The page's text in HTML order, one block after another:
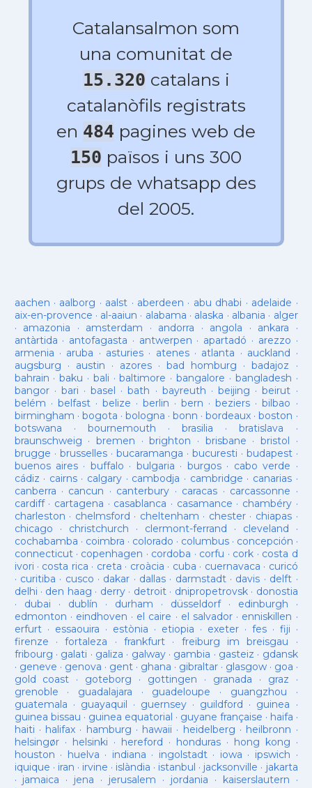
Catalansalmon som
una comunitat de
15.320 catalans i
catalanòfils registrats
en 484 pagines web de
150 països i uns 300
grups de whatsapp des
del 2005.
aachen · aalborg · aalst · aberdeen · abu dhabi · adelaide ·
aix-en-provence · al-aaiun · alabama · alaska · albania · alger
· amazonia · amsterdam · andorra · angola · ankara ·
antàrtida · antofagasta · antwerpen · apartadó · arezzo ·
armenia · aruba · asturies· atenes· atlanta · auckland ·
augsburg · austin · azores·bad homburg ·badajoz ·
bahrain ·baku · bali ·baltimore ·bangalore · bangladesh ·
bangor· bari ·basel ·bath · bayreuth ·beijing ·beirut ·
belém · belfast· belize · berlin ·bern ·beziers ·bilbao ·
birmingham · bogota · bologna ·bonn ·bordeaux ·boston ·
botswana · bournemouth ·brasilia ·bratislava ·
braunschweig · bremen ·brighton · brisbane · bristol ·
brugge · brusselles· bucaramanga · bucuresti · budapest·
buenos aires· buffalo · bulgaria · burgos· cabo verde ·
cádiz · cairns· calgary · cambodja · cambridge · canarias·
canberra · cancun · canterbury · caracas · carcassonne ·
cardiff· cartagena · casablanca · casamance · chambéry·
charleston · chelmsford · cheltenham · chester· chiapas ·
chicago · christchurch · clermont-ferrand · cleveland ·
cochabamba · coimbra · colorado · columbus· concepción ·
connecticut· copenhagen · cordoba · corfu · cork · costa d
ivori · costa rica · creta · croàcia · cuba · cuernavaca · curicó
· curitiba · cusco · dakar · dallas · darmstadt· davis · delft ·
delhi · den haag · derry· detroit· dnipropetrovsk· donostia
· dubai · dublín · durham · düsseldorf· edinburgh ·
edmonton · eindhoven · el caire · el salvador · enniskillen ·
erfurt· essaouira · estònia · etiopia · exeter· fes· fiji ·
firenze ·fortaleza · frankfurt· freiburg im breisgau ·
fribourg · galati · galiza · galway· gambia · gasteiz · gdansk
· geneve · genova · gent· ghana · gibraltar· glasgow· goa ·
gold coast · goteborg · gottingen · granada · graz ·
grenoble · guadalajara · guadeloupe · guangzhou ·
guatemala · guayaquil · guernsey· guildford · guinea ·
guinea bissau · guinea equatorial · guyane française · haifa ·
haiti · halifax · hamburg · hawaii · heidelberg · heilbronn ·
helsingør· helsinki · hereford · honduras· hong kong ·
houston · huelva · indiana · ingolstadt· iowa · ipswich ·
iquique · iran · irvine · islàndia · istanbul · jacksonville · jakarta
· jamaica · jena · jerusalem · jordania · kaiserslautern ·